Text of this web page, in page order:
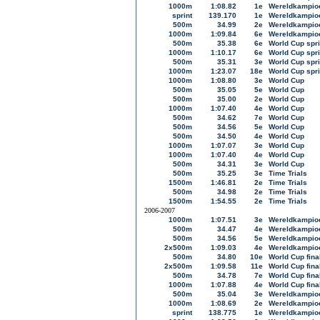
1000m
1:08.82 1e
sprint
139.170 1e
500m
34.99 2e
1000m
1:09.84 6e
500m
35.38 6e
World Cup
1000m
1:10.17 6e
World Cup
500m
35.31 3e
World Cup
1000m
1:23.07 18e
World Cup
1000m
1:08.80 3e
World Cup
500m
35.05 5e
World Cup
500m
35.00 2e
World Cup
1000m
1:07.40 4e
World Cup
500m
34.62 7e
World Cup
500m
34.56 5e
World Cup
500m
34.50 4e
World Cup
1000m
1:07.07 3e
World Cup
1000m
1:07.40 4e
World Cup
500m
34.31 3e
World Cup
500m
35.25 3e
Time Trials
1500m
1:46.81 2e
Time Trials
500m
34.98 2e
Time Trials
1500m
1:54.55 2e
Time Trials
2006-2007
1000m
1:07.51 3e
500m
34.47 4e
500m
34.56 5e
2x500m
1:09.03 4e
500m
34.80 10e
World Cup
2x500m
1:09.58 11e
World Cup
500m
34.78 7e
World Cup
1000m
1:07.88 4e
World Cup
500m
35.04 3e
1000m
1:08.69 2e
sprint
138.775 1e